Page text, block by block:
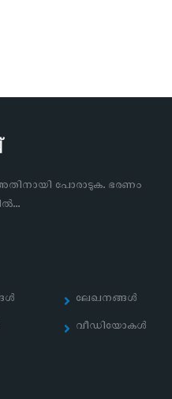
പോരാടുക. ഭരണം
ലേഖനങ്ങൾ
വീഡിയോകൾ